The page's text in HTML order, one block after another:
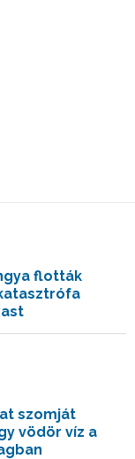
flották
szomját
vödör víz a